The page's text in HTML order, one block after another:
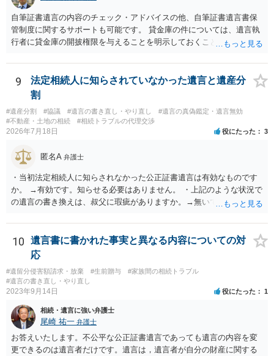
自筆証書遺言の内容のチェック・アドバイスの他、自筆証書遺言書保
管制度に関するサポートも可能です。 貸金庫の件については、遺言執
行者に貸金庫の開披権限を与えることを明示しておくことでクリアで
9
法定相続人に知らされていなかった遺言と遺産分
割
#遺産分割 #協議 #遺言の書き直し・やり直し
#遺言の真偽鑑定・遺言無効
#不動産・土地の相続
#相続トラブルの代理交渉
2026年7月18日 役にたった 3
匿名A 弁護士
・当初法定相続人に知らされなかった公正証書遺言は有効なものです
か。 →有効です。知らせる必要はありません。 ・上記のような状況で
の遺言の書き換えは、叔父に瑕疵がありますか。→無いです。 ・分割
ますか。 →本人が自由に決められますので、どこが妥当とは言えない
です。客観的な基準もありません。 ・できれば穏やかに、分割を拒否
することはできますか。 →分割を拒否するということは、遺産はいら
ないということでしょうか。遺言で、受取を指定されててもいらない
と拒否することはできます。理由を説明する必要はありません。
10
遺言書に書かれた事実と異なる内容についての対
応
#遺留分侵害額請求・放棄 #生前贈与
#家族間の相続トラブル
#遺言の書き直し・やり直し
2023年9月14日 役にたった 1
相続・遺言に強い弁護士
尾崎 祐一 弁護士
お答えいたします。不公平な公正証書遺言であっても遺言の内容を変
更できるのは遺言者だけです。遺言は，遺言者が自分の財産に関する